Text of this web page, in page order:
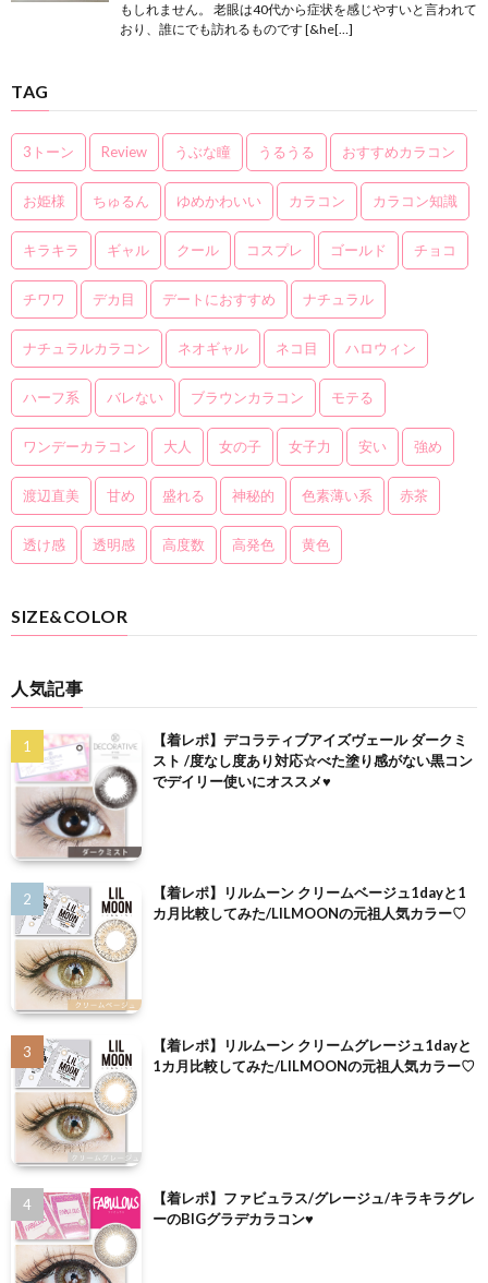
もしれません。 老眼は40代から症状を感じやすいと言われて
おり、誰にでも訪れるものです [&he[…]
TAG
3トーン Review うぶな瞳 うるうる おすすめカラコン
お姫様 ちゅるん ゆめかわいい カラコン カラコン知識
キラキラ ギャル クール コスプレ ゴールド チョコ
チワワ デカ目 デートにおすすめ ナチュラル
ナチュラルカラコン ネオギャル ネコ目 ハロウィン
ハーフ系 バレない ブラウンカラコン モテる
ワンデーカラコン 大人 女の子 女子力 安い 強め
渡辺直美 甘め 盛れる 神秘的 色素薄い系 赤茶
透け感 透明感 高度数 高発色 黄色
SIZE&COLOR
人気記事
【着レポ】デコラティブアイズヴェール ダークミ
スト /度なし度あり対応☆べた塗り感がない黒コン
でデイリー使いにオススメ♥
【着レポ】リルムーン クリームベージュ1dayと1
カ月比較してみた/LILMOONの元祖人気カラー♡
【着レポ】リルムーン クリームグレージュ1dayと
1カ月比較してみた/LILMOONの元祖人気カラー♡
【着レポ】ファビュラス/グレージュ/キラキラグレ
ーのBIGグラデカラコン♥